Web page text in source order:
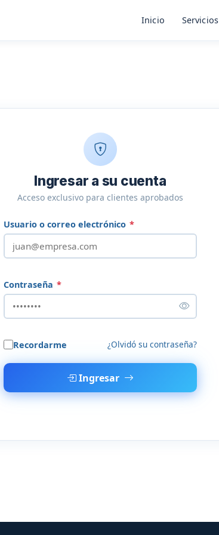
Inicio Servicios
Ingresar a su cuenta
Acceso exclusivo para clientes aprobados
Usuario o correo electrónico *
Contraseña *
Recordarme ¿Olvidó su contraseña?
Ingresar